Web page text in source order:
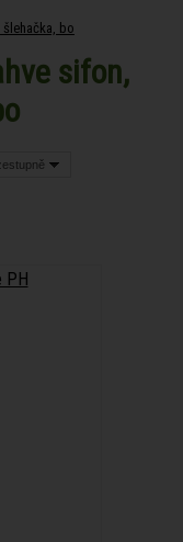
šlehačka, bo
sifon,